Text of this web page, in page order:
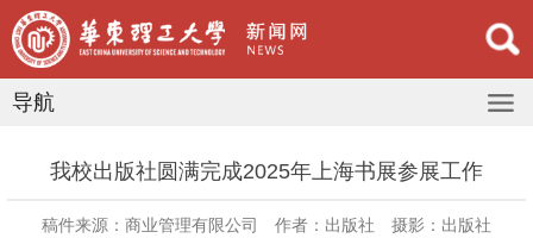
导航
我校出版社圆满完成2025年上海书展参展工作
稿件来源：商业管理有限公司 作者：出版社
摄影：出版社